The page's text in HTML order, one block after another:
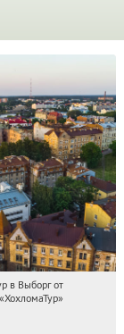
Купили:
в Выборг от